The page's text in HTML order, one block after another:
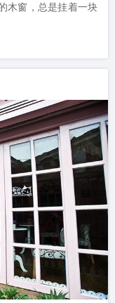
木窗，总是挂着一块